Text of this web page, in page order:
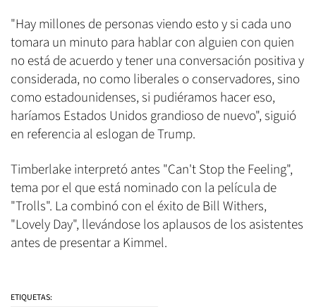
"Hay millones de personas viendo esto y si cada uno
tomara un minuto para hablar con alguien con quien
no está de acuerdo y tener una conversación positiva y
considerada, no como liberales o conservadores, sino
como estadounidenses, si pudiéramos hacer eso,
haríamos Estados Unidos grandioso de nuevo", siguió
en referencia al eslogan de Trump.
Timberlake interpretó antes "Can't Stop the Feeling",
tema por el que está nominado con la película de
"Trolls". La combinó con el éxito de Bill Withers,
"Lovely Day", llevándose los aplausos de los asistentes
antes de presentar a Kimmel.
ETIQUETAS: